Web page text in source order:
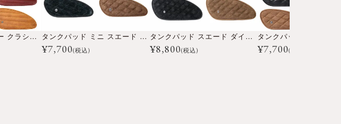
タンクパッド レザー クラシック ストライプ タンクパッド ミニ スエード ダイアモンド
¥7,700(税込)
タンクパッド スエード ダイアモンド
¥8,800(税込) ¥7,700(税込)